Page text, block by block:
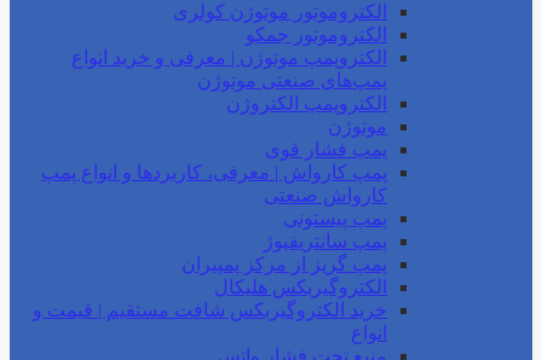
الکتروموتور موتوژن کولری
الکتروموتور جمکو
الکتروپمپ موتوژن | معرفی و خرید انواع
پمپ‌های صنعتی موتوژن
الکتروپمپ الکتروژن
موتوژن
پمپ فشار قوی
پمپ کارواش | معرفی، کاربردها و انواع پمپ
کارواش صنعتی
پمپ پیستونی
پمپ سانتریفیوژ
پمپ گریز از مرکز پمپیران
الکتروگیربکس هلیکال
خرید الکتروگیربکس شافت مستقیم | قیمت و
انواع
منبع تحت فشار واتس